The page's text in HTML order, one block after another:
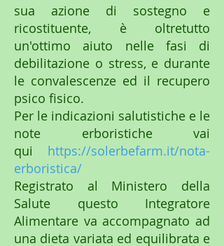
sua azione di sostegno e
ricostituente, è oltretutto
un'ottimo aiuto nelle fasi di
debilitazione o stress, e durante
le convalescenze ed il recupero
psico fisico.
Per le indicazioni salutistiche e le
note erboristiche vai
qui https://solerbefarm.it/nota-
erboristica/
Registrato al Ministero della
Salute questo Integratore
Alimentare va accompagnato ad
una dieta variata ed equilibrata e